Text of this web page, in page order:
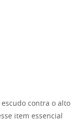
contra o alto
item essencial